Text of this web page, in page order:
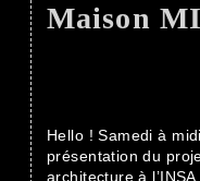
Maison
Hello ! Samedi à
présentation du
architecture à